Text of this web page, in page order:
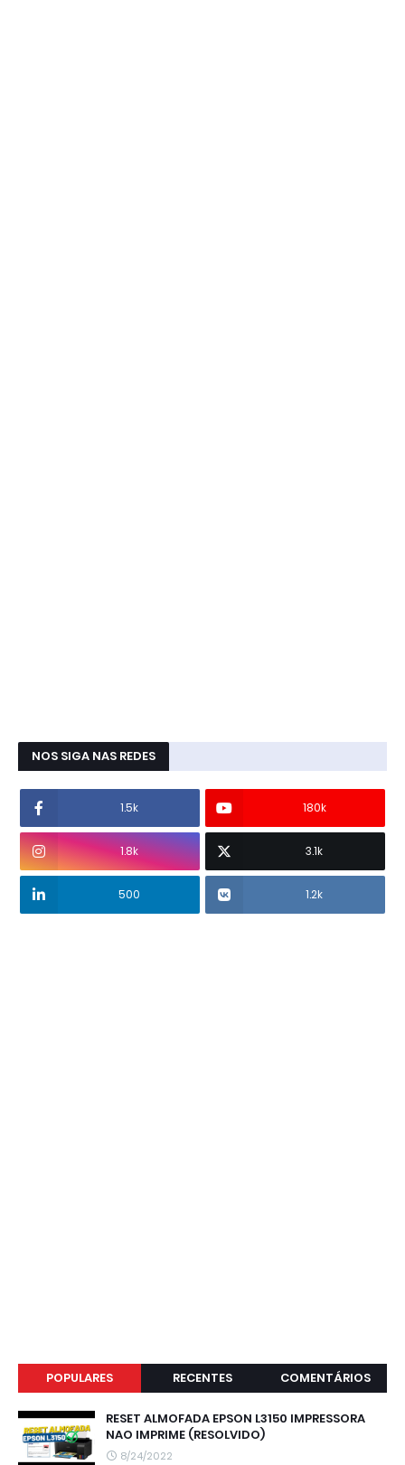
NOS SIGA NAS REDES
1.5k 180k
1.8k 3.1k
500 1.2k
POPULARES RECENTES COMENTÁRIOS
RESET ALMOFADA EPSON L3150 IMPRESSORA
NAO IMPRIME (RESOLVIDO)
8/24/2022